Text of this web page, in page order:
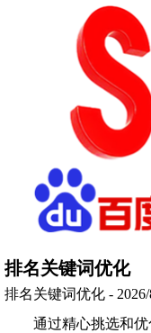
排名关键词优化
排名关键词优化 - 2026/
通过精心挑选和